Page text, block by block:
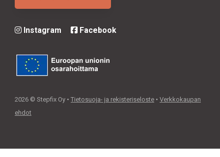
Instagram Facebook
2026 © Stepfix Oy • Tietosuoja- ja rekisteriseloste • Verkkokaupan
ehdot